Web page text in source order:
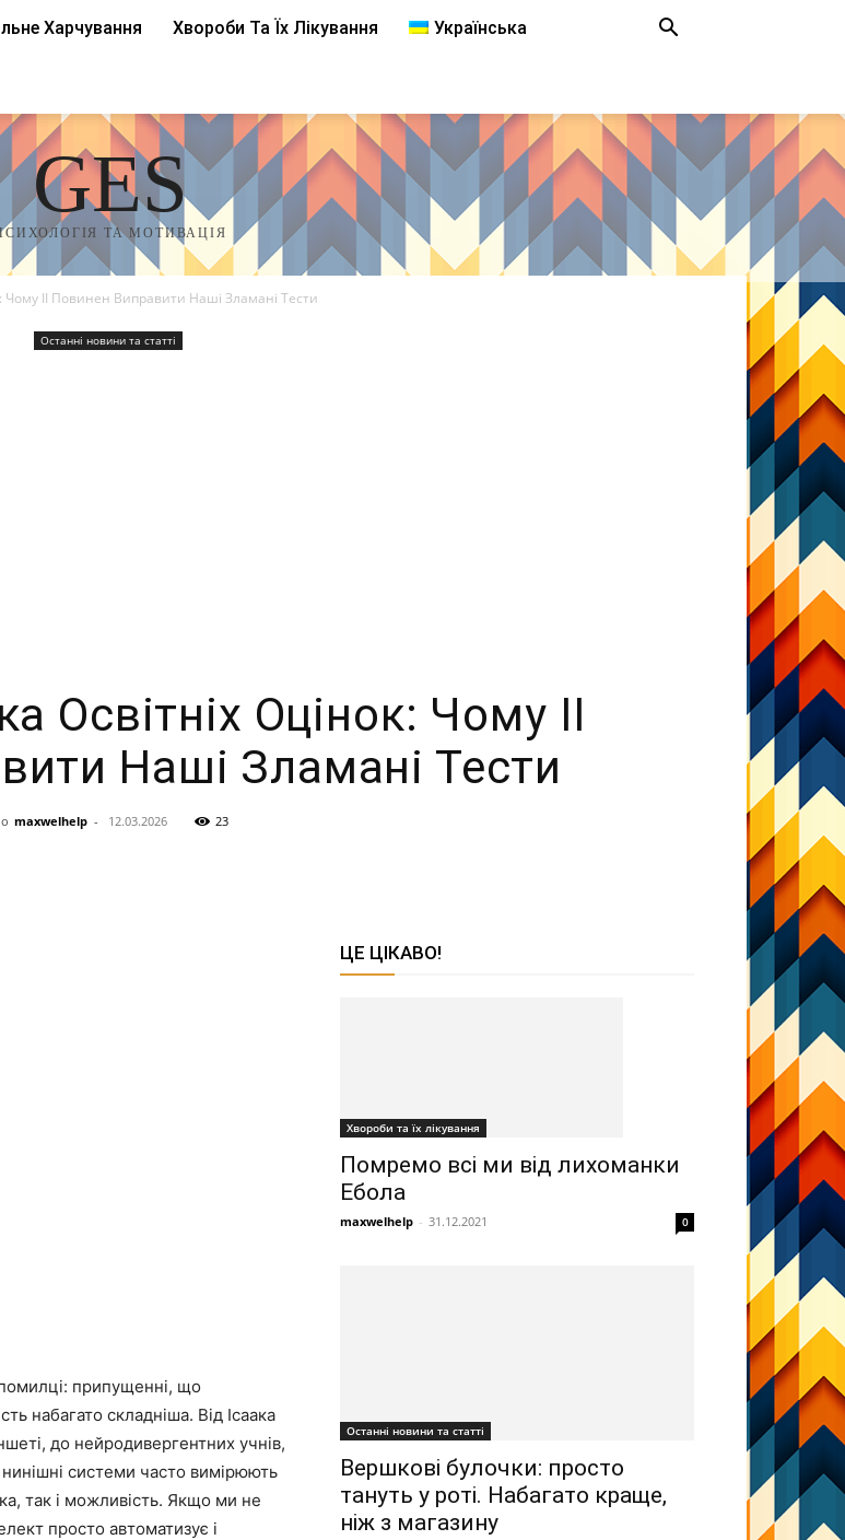
Харчування Хвороби Та Їх Лікування Українська
GES
ТА МОТИВАЦІЯ
Чому ІІ Повинен Виправити Наші Зламані Тести
Останні новини та статті
Освітніх Оцінок: Чому ІІ
Наші Зламані Тести
maxwelhelp - 12.03.2026 23
припущенні, що
набагато складніша. Від Ісаака
до нейродивергентних учнів,
системи часто вимірюють
так і можливість. Якщо ми не
просто автоматизує і
ЦЕ ЦІКАВО!
Хвороби та їх лікування
Помремо всі ми від лихоманки
Ебола
maxwelhelp - 31.12.2021 0
Останні новини та статті
Вершкові булочки: просто
тануть у роті. Набагато краще,
ніж з магазину